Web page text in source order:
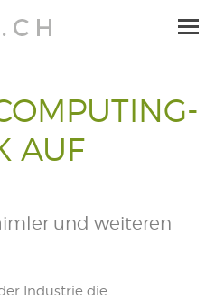
AUF
und weiteren
Industrie die